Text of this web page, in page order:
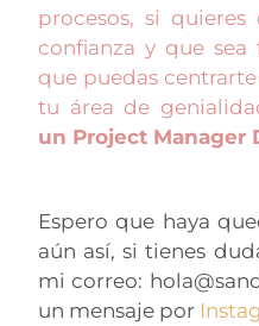
procesos, si
confianza y que
que puedas
tu área de
un Project Manager
Espero que haya
aún así, si tienes
mi correo:
un mensaje por